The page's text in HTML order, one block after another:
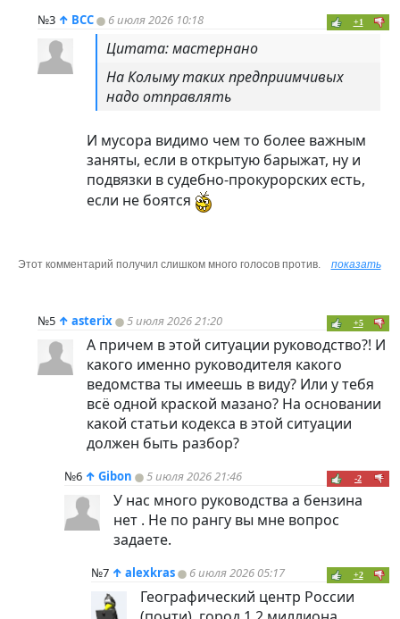
№3 ↑ ВСС 6 июля 2026 10:18 +1
Цитата: мастернано
На Колыму таких предприимчивых
надо отправлять
И мусора видимо чем то более важным
заняты, если в открытую барыжат, ну и
подвязки в судебно-прокурорских есть,
если не боятся
Этот комментарий получил слишком много голосов против. показать
№5 ↑ asterix 5 июля 2026 21:20 +5
А причем в этой ситуации руководство?! И
какого именно руководителя какого
ведомства ты имеешь в виду? Или у тебя
всё одной краской мазано? На основании
какой статьи кодекса в этой ситуации
должен быть разбор?
№6 ↑ Gibon 5 июля 2026 21:46 -2
У нас много руководства а бензина
нет . Не по рангу вы мне вопрос
задаете.
№7 ↑ alexkras 6 июля 2026 05:17 +2
Географический центр России